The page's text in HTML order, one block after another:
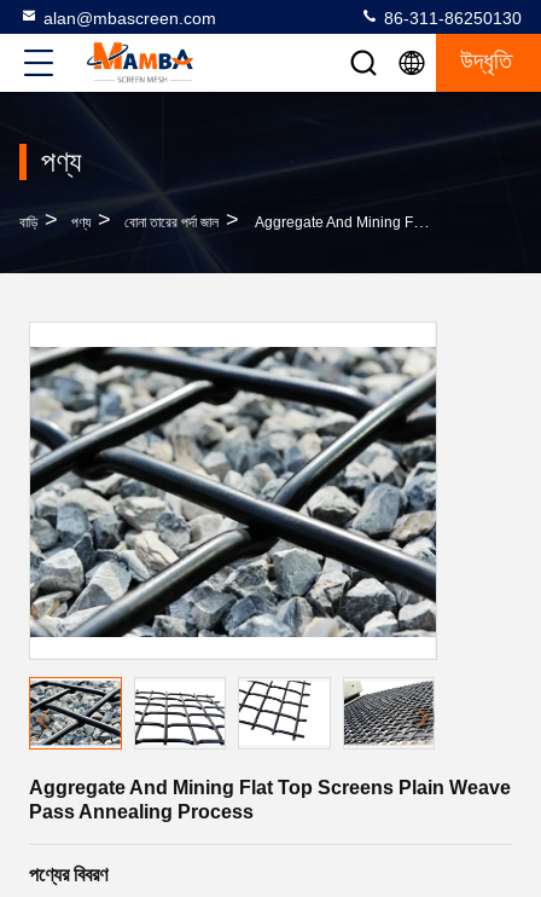
alan@mbascreen.com 86-311-86250130
উদ্ধৃতি
পণ্য
বাড়ি > পণ্য > বোনা তারের পর্দা জাল > Aggregate And Mining Flat Top Screens Plain Weave Pass Annealing Process
Aggregate And Mining Flat Top Screens Plain Weave
Pass Annealing Process
পণ্যের বিবরণ